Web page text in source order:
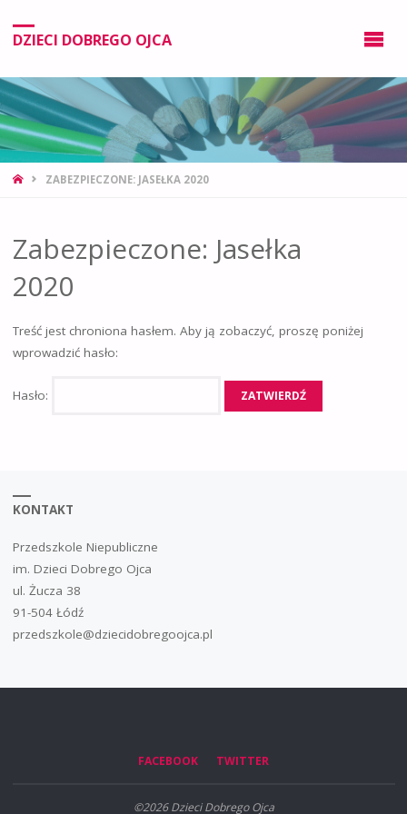
DZIECI DOBREGO OJCA
ZABEZPIECZONE: JASEŁKA 2020
Zabezpieczone: Jasełka
2020
Treść jest chroniona hasłem. Aby ją zobaczyć, proszę poniżej
wprowadzić hasło:
Hasło:
KONTAKT
Przedszkole Niepubliczne
im. Dzieci Dobrego Ojca
ul. Żucza 38
91-504 Łódź
przedszkole@dziecidobregoojca.pl
FACEBOOK TWITTER
©2026 Dzieci Dobrego Ojca